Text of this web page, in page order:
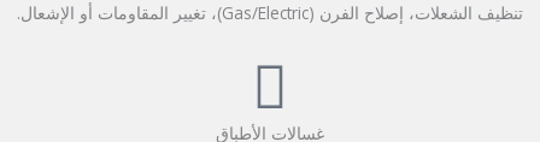
تنظيف الشعلات، إصلاح الفرن (Gas/Electric)، تغيير المقاومات أو الإشعال.
غسالات الأطباق